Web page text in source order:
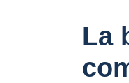
La